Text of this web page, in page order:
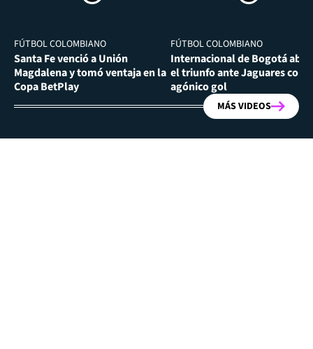
FÚTBOL COLOMBIANO
Santa Fe venció a Unión
Magdalena y tomó ventaja en la
Copa BetPlay
FÚTBOL COLOMBIANO
Internacional de Bogotá
el triunfo ante Jaguares con
agónico gol
MÁS VIDEOS